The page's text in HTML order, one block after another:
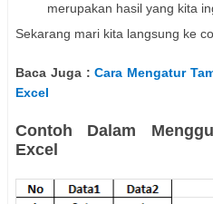
merupakan hasil yang kita
Sekarang mari kita langsung ke
Baca Juga :Cara Mengatur
Excel
Contoh Dalam
Excel